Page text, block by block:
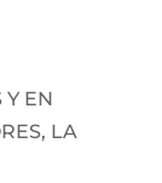
Y EN
LA